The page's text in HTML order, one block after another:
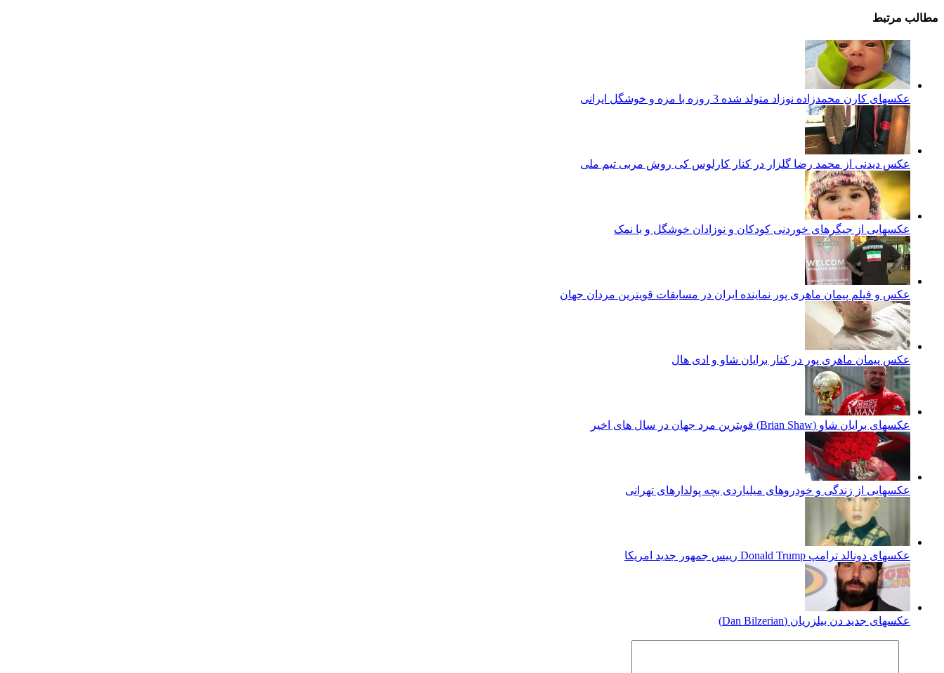
مطالب مرتبط
عکسهای کارن محمدزاده نوزاد متولد شده 3 روزه با مزه و خوشگل ایرانی
عکس دیدنی از محمد رضا گلزار در کنار کارلوس کی روش مربی تیم ملی
عکسهایی از جیگرهای خوردنی کودکان و نوزادان خوشگل و با نمک
عکس و فیلم پیمان ماهری پور نماینده ایران در مسابقات قویترین مردان جهان
عکس پیمان ماهری پور در کنار برایان شاو و ادی هال
عکسهای برایان شاو (Brian Shaw) قویترین مرد جهان در سال های اخیر
عکسهایی از زندگی و خودروهای میلیاردی بچه پولدارهای تهرانی
عکسهای دونالد ترامپ Donald Trump رییس جمهور جدید امریکا
عکسهای جدید دن بیلزریان (Dan Bilzerian)